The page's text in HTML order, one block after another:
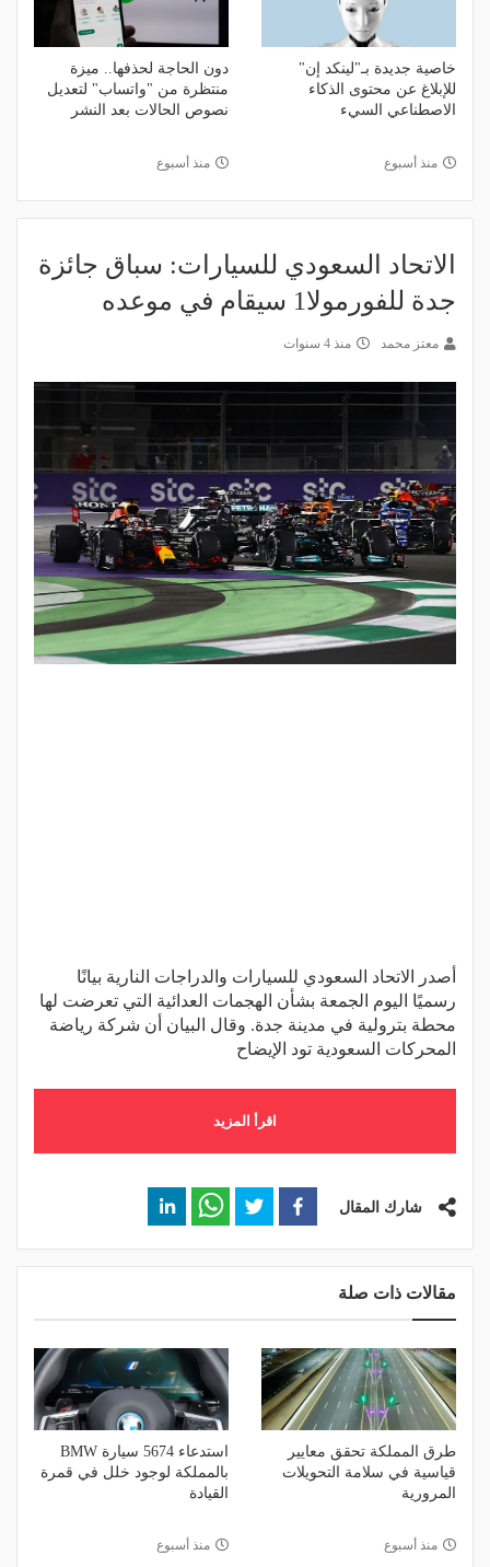
خاصية جديدة بـ"لينكد إن"
للإبلاغ عن محتوى الذكاء
الاصطناعي السيء
منذ أسبوع
دون الحاجة لحذفها.. ميزة
منتظرة من "واتساب" لتعديل
نصوص الحالات بعد النشر
منذ أسبوع
الاتحاد السعودي للسيارات: سباق جائزة
جدة للفورمولا1 سيقام في موعده
معتز محمد منذ 4 سنوات
أصدر الاتحاد السعودي للسيارات والدراجات النارية بيانًا
رسميًا اليوم الجمعة بشأن الهجمات العدائية التي تعرضت لها
محطة بترولية في مدينة جدة. وقال البيان أن شركة رياضة
المحركات السعودية تود الإيضاح
اقرأ المزيد
شارك المقال
مقالات ذات صلة
طرق المملكة تحقق معايير
قياسية في سلامة التحويلات
المرورية
منذ أسبوع
استدعاء 5674 سيارة BMW
بالمملكة لوجود خلل في قمرة
القيادة
منذ أسبوع